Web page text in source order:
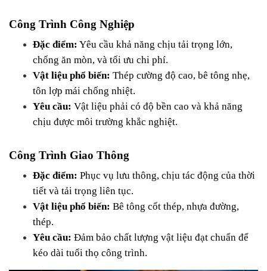
Công Trình Công Nghiệp
Đặc điểm: Yêu cầu khả năng chịu tải trọng lớn,
chống ăn mòn, và tối ưu chi phí.
Vật liệu phổ biến: Thép cường độ cao, bê tông nhẹ,
tôn lợp mái chống nhiệt.
Yêu cầu: Vật liệu phải có độ bền cao và khả năng
chịu được môi trường khắc nghiệt.
Công Trình Giao Thông
Đặc điểm: Phục vụ lưu thông, chịu tác động của thời
tiết và tải trọng liên tục.
Vật liệu phổ biến: Bê tông cốt thép, nhựa đường,
thép.
Yêu cầu: Đảm bảo chất lượng vật liệu đạt chuẩn để
kéo dài tuổi thọ công trình.